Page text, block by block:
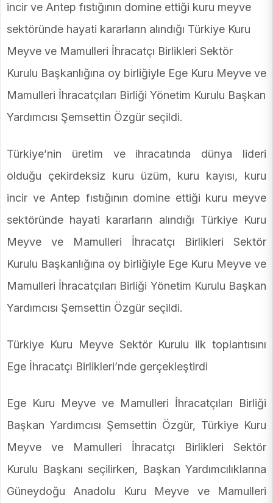
incir ve Antep fıstığının domine ettiği kuru meyve
sektöründe hayati kararların alındığı Türkiye Kuru
Meyve ve Mamulleri İhracatçı Birlikleri Sektör
Kurulu Başkanlığına oy birliğiyle Ege Kuru Meyve ve
Mamulleri İhracatçıları Birliği Yönetim Kurulu Başkan
Yardımcısı Şemsettin Özgür seçildi.
Türkiye’nin üretim ve ihracatında dünya lideri
olduğu çekirdeksiz kuru üzüm, kuru kayısı, kuru
incir ve Antep fıstığının domine ettiği kuru meyve
sektöründe hayati kararların alındığı Türkiye Kuru
Meyve ve Mamulleri İhracatçı Birlikleri Sektör
Kurulu Başkanlığına oy birliğiyle Ege Kuru Meyve ve
Mamulleri İhracatçıları Birliği Yönetim Kurulu Başkan
Yardımcısı Şemsettin Özgür seçildi.
Türkiye Kuru Meyve Sektör Kurulu ilk toplantısını
Ege İhracatçı Birlikleri’nde gerçekleştirdi
Ege Kuru Meyve ve Mamulleri İhracatçıları Birliği
Başkan Yardımcısı Şemsettin Özgür, Türkiye Kuru
Meyve ve Mamulleri İhracatçı Birlikleri Sektör
Kurulu Başkanı seçilirken, Başkan Yardımcılıklarına
Güneydoğu Anadolu Kuru Meyve ve Mamulleri